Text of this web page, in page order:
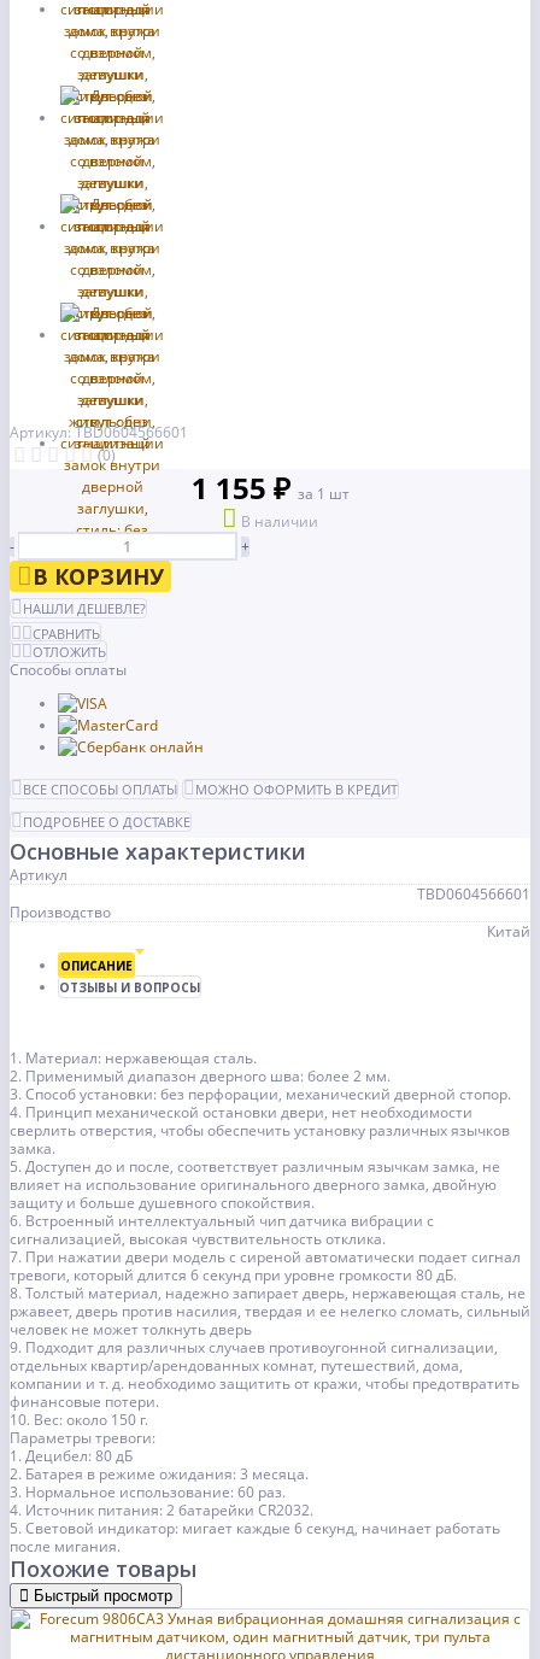
Артикул: TBD0604566601
(0)
1 155 ₽ за 1 шт
В наличии
-
+
В КОРЗИНУ
НАШЛИ ДЕШЕВЛЕ?
СРАВНИТЬ
ОТЛОЖИТЬ
Способы оплаты
ВСЕ СПОСОБЫ ОПЛАТЫ
МОЖНО ОФОРМИТЬ В КРЕДИТ
ПОДРОБНЕЕ О ДОСТАВКЕ
Основные характеристики
Артикул
TBD0604566601
Производство
Китай
ОПИСАНИЕ
ОТЗЫВЫ И ВОПРОСЫ
1. Материал: нержавеющая сталь.
2. Применимый диапазон дверного шва: более 2 мм.
3. Способ установки: без перфорации, механический дверной стопор.
4. Принцип механической остановки двери, нет необходимости
сверлить отверстия, чтобы обеспечить установку различных язычков
замка.
5. Доступен до и после, соответствует различным язычкам замка, не
влияет на использование оригинального дверного замка, двойную
защиту и больше душевного спокойствия.
6. Встроенный интеллектуальный чип датчика вибрации с
сигнализацией, высокая чувствительность отклика.
7. При нажатии двери модель с сиреной автоматически подает сигнал
тревоги, который длится 6 секунд при уровне громкости 80 дБ.
8. Толстый материал, надежно запирает дверь, нержавеющая сталь, не
ржавеет, дверь против насилия, твердая и ее нелегко сломать, сильный
человек не может толкнуть дверь
9. Подходит для различных случаев противоугонной сигнализации,
отдельных квартир/арендованных комнат, путешествий, дома,
компании и т. д. необходимо защитить от кражи, чтобы предотвратить
финансовые потери.
10. Вес: около 150 г.
Параметры тревоги:
1. Децибел: 80 дБ
2. Батарея в режиме ожидания: 3 месяца.
3. Нормальное использование: 60 раз.
4. Источник питания: 2 батарейки CR2032.
5. Световой индикатор: мигает каждые 6 секунд, начинает работать
после мигания.
Похожие товары
Быстрый просмотр